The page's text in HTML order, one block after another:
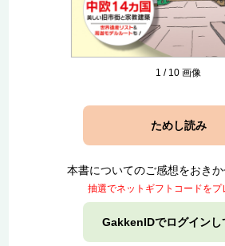
1 / 10 画像
ためし読み
本書についてのご感想をおきか
抽選でネットギフトコードをプ
GakkenIDでログインし